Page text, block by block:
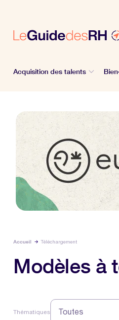
Acquisition des talents
Accueil Téléchargement
Modèles à
Thématiques